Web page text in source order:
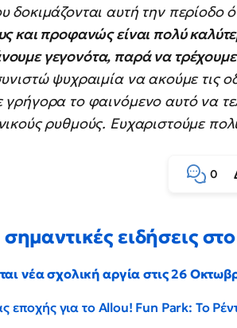
δοκιμάζονται αυτή την περίοδο
και προφανώς είναι πολύ
γεγονότα, παρά να
ψυχραιμία να ακούμε τις
γρήγορα το φαινόμενο αυτό να
ρυθμούς. Ευχαριστούμε
0
σημαντικές ειδήσεις
νέα σχολική αργία στις 26
εποχής για το Allou! Fun Park: Το